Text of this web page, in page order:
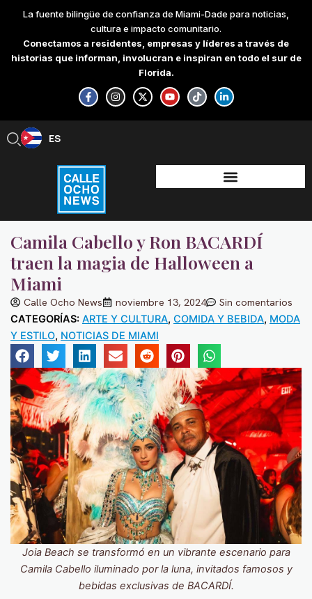
content
La fuente bilingüe de confianza de Miami-Dade para noticias,
cultura e impacto comunitario.
Conectamos a residentes, empresas y líderes a través de
historias que informan, involucran e inspiran en todo el sur de
Florida.
F
a
c
e
-
f
I
n
s
t
X
-
t
w
Y
o
u
t
T
i
k
t
L
i
n
k
-
i
n
ES
EN
Camila Cabello y Ron BACARDÍ
traen la magia de Halloween a
Miami
Calle Ocho News noviembre 13, 2024 Sin comentarios
CATEGORÍAS: ARTE Y CULTURA, COMIDA Y BEBIDA, MODA
Y ESTILO, NOTICIAS DE MIAMI
Joia Beach se transformó en un vibrante escenario para
Camila Cabello iluminado por la luna, invitados famosos y
bebidas exclusivas de BACARDÍ.